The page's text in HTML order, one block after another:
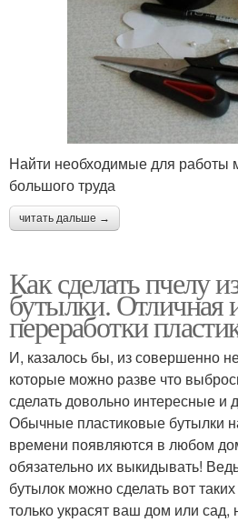
Найти необходимые для работы
большого труда
читать дальше →
Как сделать пчелу
бутылки. Отличная
переработки
И, казалось бы, из совершенно
которые можно разве что
сделать довольно интересные
Обычные пластиковые бутылки
времени появляются в любом
обязательно их выкидывать!
бутылок можно сделать вот
только украсят ваш дом или сад,